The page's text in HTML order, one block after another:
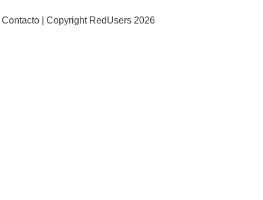
Contacto | Copyright RedUsers 2026